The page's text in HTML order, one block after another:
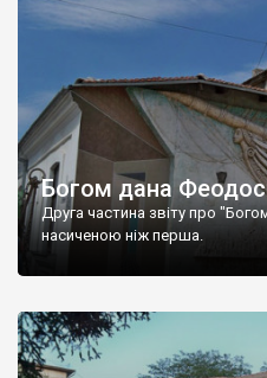
Богом дана
Друга частина звіту про
насиченою ніж перша.